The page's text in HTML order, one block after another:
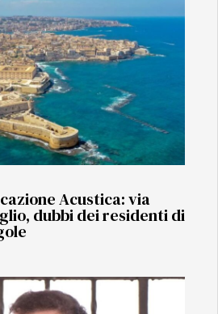
Acustica: via
dubbi dei residenti di